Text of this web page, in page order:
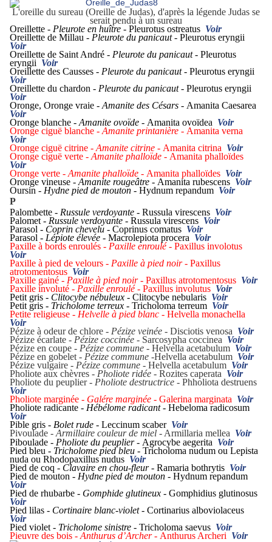
L'oreille du sureau (Oreille de Judas), d'après la légende Judas se
serait pendu à un sureau
Oreillette - Pleurote en huître - Pleurotus ostreatus Voir
Oreillette de Millau - Pleurote du panicaut - Pleurotus eryngii
Voir
Oreillette de Saint André - Pleurote du panicaut - Pleurotus
eryngii Voir
Oreillette des Causses - Pleurote du panicaut - Pleurotus eryngii
Voir
Oreillette du chardon - Pleurote du panicaut - Pleurotus eryngii
Voir
Oronge, Oronge vraie - Amanite des Césars - Amanita Caesarea
Voir
Oronge blanche - Amanite ovoïde - Amanita ovoïdea Voir
Oronge ciguë blanche - Amanite printanière - Amanita verna
Voir
Oronge ciguë citrine - Amanite citrine - Amanita citrina Voir
Oronge ciguë verte - Amanite phalloïde - Amanita phalloïdes
Voir
Oronge verte - Amanite phalloïde - Amanita phalloïdes Voir
Oronge vineuse - Amanite rougeâtre - Amanita rubescens Voir
Oursin - Hydne pied de mouton - Hydnum repandum Voir
P
Palombette - Russule verdoyante - Russula virescens Voir
Palomet - Russule verdoyante - Russula virescens Voir
Parasol - Coprin chevelu - Coprinus comatus Voir
Parasol - Lépiote élevée - Macrolepiota procera Voir
Paxille à bords enroulés - Paxille enroulé - Paxillus involotus
Voir
Paxille à pied de velours - Paxille à pied noir - Paxillus
atrotomentosus Voir
Paxille gainé - Paxille à pied noir - Paxillus atrotomentosus Voir
Paxille involuté - Paxille enroulé - Paxillus involutus Voir
Petit gris - Clitocybe nébuleux - Clitocybe nebularis Voir
Petit gris - Tricholome terreux - Tricholoma terreum Voir
Petite religieuse - Helvelle à pied blanc - Helvella monachella
Voir
Pézize à odeur de chlore - Pézize veinée - Disciotis venosa Voir
Pézize écarlate - Pézize coccinée - Sarcosypha coccinea Voir
Pézize en coupe - Pézize commune - Helvella acetabulum Voir
Pézize en gobelet - Pézize commune -Helvella acetabulum Voir
Pézize vulgaire - Pézize commune - Helvella acetabulum Voir
Pholiote aux chèvres - Pholiote ridée - Rozites caperata Voir
Pholiote du peuplier - Pholiote destructrice - Phholiota destruens
Voir
Pholiote marginée - Galére marginée - Galerina marginata Voir
Pholiote radicante - Hébélome radicant - Hebeloma radicosum
Voir
Pible gris - Bolet rude - Leccinum scaber Voir
Pivoulade - Armillaire couleur de miel - Armillaria mellea Voir
Piboulade - Pholiote du peuplier - Agrocybe aegerita Voir
Pied bleu - Tricholome pied bleu - Tricholoma nudum ou Lepista
nuda ou Rhodopaxillus nudus Voir
Pied de coq - Clavaire en chou-fleur - Ramaria bothrytis Voir
Pied de mouton - Hydne pied de mouton - Hydnum repandum
Voir
Pied de rhubarbe - Gomphide glutineux - Gomphidius glutinosus
Voir
Pied lilas - Cortinaire blanc-violet - Cortinarius alboviolaceus
Voir
Pied violet - Tricholome sinistre - Tricholoma saevus Voir
Pieuvre des bois - Anthurus d’Archer - Anthurus Archeri Voir